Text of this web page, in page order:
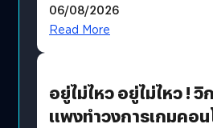
แนวทางปรับตัวสู่เศรษ
06/08/2026
Read More
อยู่ไม่ไหว อยู่ไม่ไหว !
แพงทำวงการเกมคอ